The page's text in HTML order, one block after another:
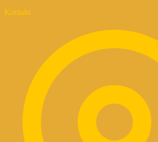
Kontakt